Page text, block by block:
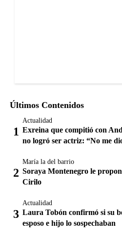
Últimos Contenidos
Actualidad
Exreina que compitió con
no logró ser actriz: “No me
María la del barrio
Soraya Montenegro le
Cirilo
Actualidad
Laura Tobón confirmó si su
esposo e hijo lo sospechaban